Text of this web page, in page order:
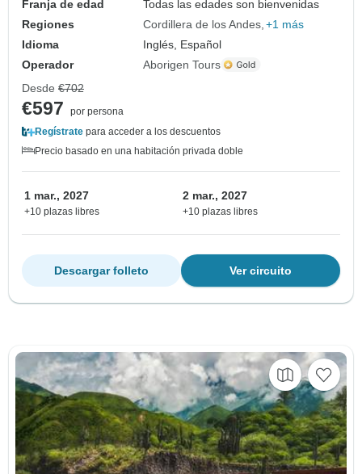
Franja de edad
Todas las edades son bienvenidas
Regiones
Cordillera de los Andes +1 más
Idioma
Inglés, Español
Operador
Aborigen Tours
Desde €702
€597
por persona
Regístrate para acceder a los descuentos
Precio basado en una habitación privada doble
1 mar., 2027
+10 plazas libres
2 mar., 2027
+10 plazas libres
Ver circuito
Descargar folleto